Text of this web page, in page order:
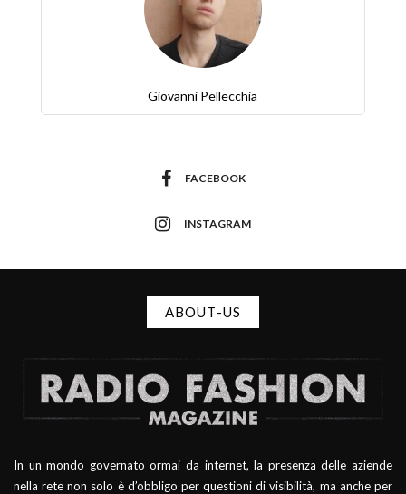
Giovanni Pellecchia
FACEBOOK
INSTAGRAM
ABOUT-US
In un mondo governato ormai da internet, la presenza delle aziende
nella rete non solo è d’obbligo per questioni di visibilità, ma anche per